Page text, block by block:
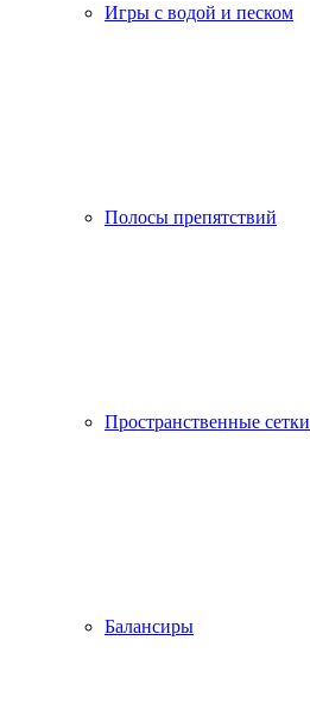
Игры с водой и песком
Полосы препятствий
Пространственные сетки
Балансиры